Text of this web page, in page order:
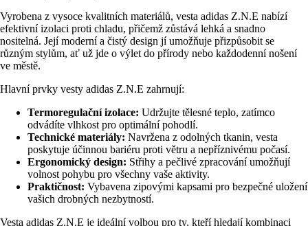
Vyrobena z vysoce kvalitních materiálů, vesta adidas Z.N.E nabízí
efektivní izolaci proti chladu, přičemž zůstává lehká a snadno
nositelná. Její moderní a čistý design jí umožňuje přizpůsobit se
různým stylům, ať už jde o výlet do přírody nebo každodenní nošení
ve městě.
Hlavní prvky vesty adidas Z.N.E zahrnují:
Termoregulační izolace: Udržujte tělesné teplo, zatímco
odvádíte vlhkost pro optimální pohodlí.
Technické materiály: Navržena z odolných tkanin, vesta
poskytuje účinnou bariéru proti větru a nepříznivému počasí.
Ergonomický design: Střihy a pečlivé zpracování umožňují
volnost pohybu pro všechny vaše aktivity.
Praktičnost: Vybavena zipovými kapsami pro bezpečné uložení
vašich drobných nezbytností.
Vesta adidas Z.N.E je ideální volbou pro ty, kteří hledají kombinaci